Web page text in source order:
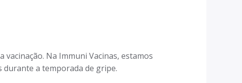
Na Immuni Vacinas, estamos
a temporada de gripe.